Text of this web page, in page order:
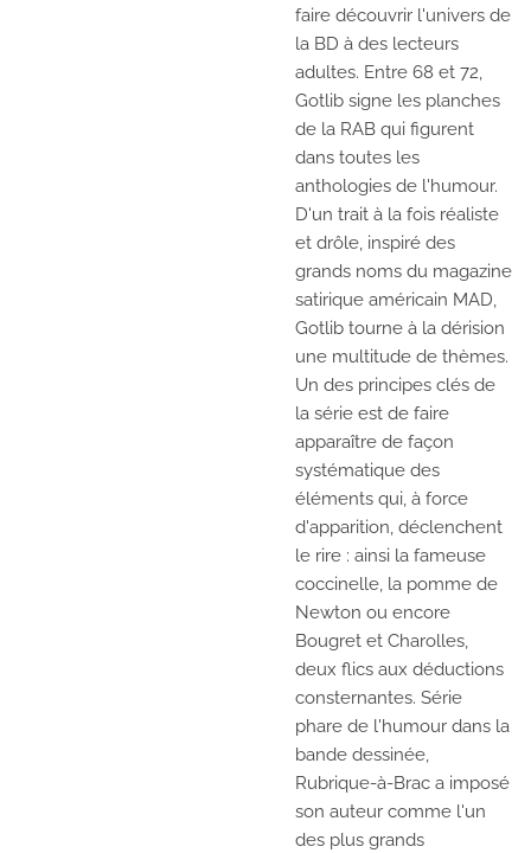
faire découvrir l'univers de
la BD à des lecteurs
adultes. Entre 68 et 72,
Gotlib signe les planches
de la RAB qui figurent
dans toutes les
anthologies de l'humour.
D'un trait à la fois réaliste
et drôle, inspiré des
grands noms du magazine
satirique américain MAD,
Gotlib tourne à la dérision
une multitude de thèmes.
Un des principes clés de
la série est de faire
apparaître de façon
systématique des
éléments qui, à force
d'apparition, déclenchent
le rire : ainsi la fameuse
coccinelle, la pomme de
Newton ou encore
Bougret et Charolles,
deux flics aux déductions
consternantes. Série
phare de l'humour dans la
bande dessinée,
Rubrique-à-Brac a imposé
son auteur comme l'un
des plus grands